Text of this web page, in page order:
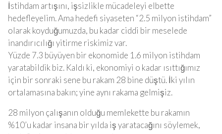
İstihdam artışını, işsizlikle mücadeleyi elbette
hedefleyelim. Ama hedefi siyaseten “2.5 milyon istihdam”
olarak koyduğumuzda, bu kadar ciddi bir meselede
inandırıcılığı yitirme riskimiz var.
Yüzde 7.3 büyüyen bir ekonomide 1.6 milyon istihdam
yaratabildik biz. Kaldı ki, ekonomiyi o kadar ısıttığımız
için bir sonraki sene bu rakam 28 bine düştü. İki yılın
ortalamasına bakın; yine aynı rakama gelmişiz.
28 milyon çalışanın olduğu memlekette bu rakamın
%10’u kadar insana bir yılda iş yaratacağını söylemek,